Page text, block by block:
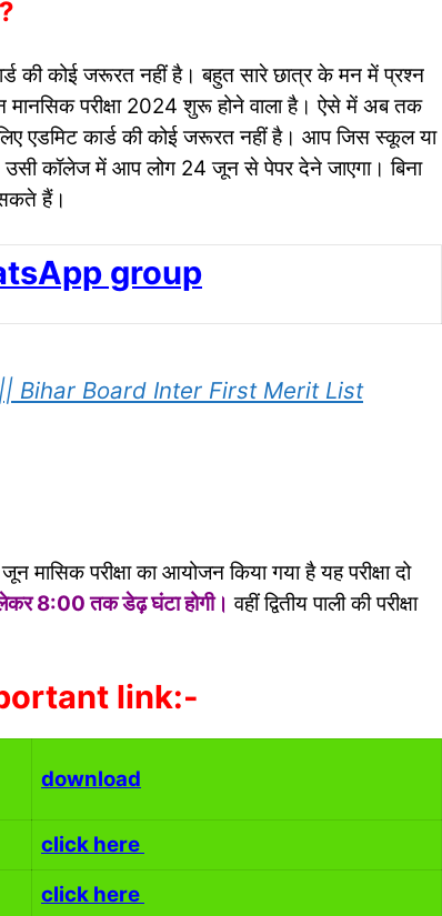
की कोई जरूरत नहीं है। बहुत सारे छात्र के मन में प्रश्न
मानसिक परीक्षा 2024 शुरू होने वाला है। ऐसे में अब तक
लिए एडमिट कार्ड की कोई जरूरत नहीं है। आप जिस स्कूल या
कॉलेज में आप लोग 24 जून से पेपर देने जाएगा। बिना
हैं।
group
Bihar Board Inter First Merit List
मासिक परीक्षा का आयोजन किया गया है यह परीक्षा दो
8:00 तक डेढ़ घंटा होगी। वहीं द्वितीय पाली की परीक्षा
link:-
download
click here
click here